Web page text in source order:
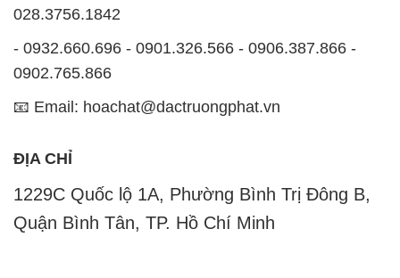
028.3756.1842
- 0932.660.696 - 0901.326.566 - 0906.387.866 -
0902.765.866
📧 Email: hoachat@dactruongphat.vn
ĐỊA CHỈ
1229C Quốc lộ 1A, Phường Bình Trị Đông B,
Quận Bình Tân, TP. Hồ Chí Minh